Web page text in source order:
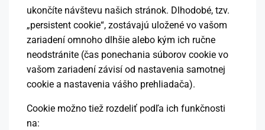
ukončíte návštevu našich stránok. Dlhodobé, tzv.
„persistent cookie“, zostávajú uložené vo vašom
zariadení omnoho dlhšie alebo kým ich ručne
neodstránite (čas ponechania súborov cookie vo
vašom zariadení závisí od nastavenia samotnej
cookie a nastavenia vášho prehliadača).
Cookie možno tiež rozdeliť podľa ich funkčnosti
na: